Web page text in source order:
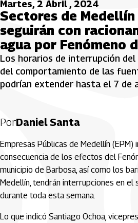
Martes, 2 Abril , 2024
Sectores de
seguirán con
agua por Fenómeno
Los horarios de interrupción del
del comportamiento de las
podrían extender hasta el 7 de
PorDaniel Santa
Empresas Públicas de Medellín (EPM)
consecuencia de los efectos del
municipio de Barbosa, así como los
Medellín, tendrán interrupciones en el
durante toda esta semana.
Lo que indicó Santiago Ochoa,